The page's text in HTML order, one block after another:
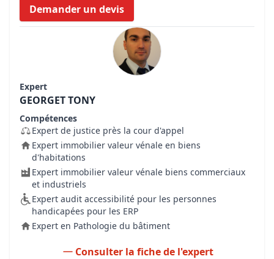
Demander un devis
Expert
GEORGET TONY
Compétences
Expert de justice près la cour d'appel
Expert immobilier valeur vénale en biens
d'habitations
Expert immobilier valeur vénale biens commerciaux
et industriels
Expert audit accessibilité pour les personnes
handicapées pour les ERP
Expert en Pathologie du bâtiment
Consulter la fiche de l'expert